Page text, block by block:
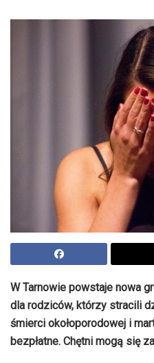
W Tarnowie powstaje nowa
dla rodziców, którzy stracili
śmierci okołoporodowej i
bezpłatne. Chętni mogą się